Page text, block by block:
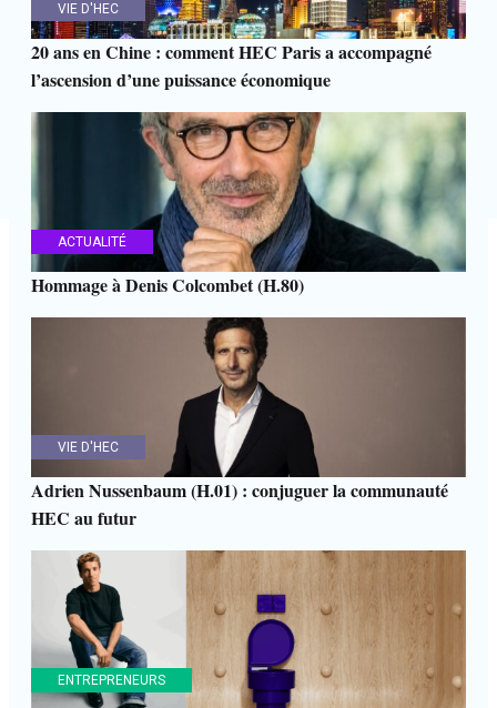
VIE D'HEC
20 ans en Chine : comment HEC Paris a accompagné
l’ascension d’une puissance économique
ACTUALITÉ
Hommage à Denis Colcombet (H.80)
VIE D'HEC
Adrien Nussenbaum (H.01) : conjuguer la communauté
HEC au futur
ENTREPRENEURS